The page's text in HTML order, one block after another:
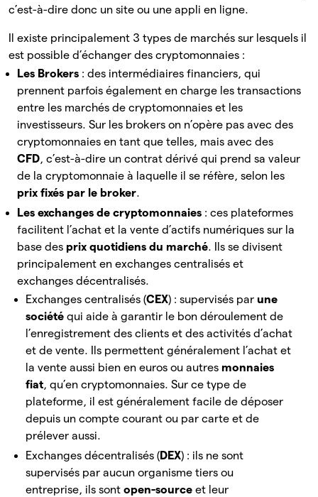
c’est-à-dire donc un site ou une appli en ligne.
Il existe principalement 3 types de marchés sur lesquels il
est possible d’échanger des cryptomonnaies :
Les Brokers : des intermédiaires financiers, qui
prennent parfois également en charge les transactions
entre les marchés de cryptomonnaies et les
investisseurs. Sur les brokers on n’opère pas avec des
cryptomonnaies en tant que telles, mais avec des
CFD, c’est-à-dire un contrat dérivé qui prend sa valeur
de la cryptomonnaie à laquelle il se réfère, selon les
prix fixés par le broker.
Les exchanges de cryptomonnaies : ces plateformes
facilitent l’achat et la vente d’actifs numériques sur la
base des prix quotidiens du marché. Ils se divisent
principalement en exchanges centralisés et
exchanges décentralisés.
Exchanges centralisés (CEX) : supervisés par une
société qui aide à garantir le bon déroulement de
l’enregistrement des clients et des activités d’achat
et de vente. Ils permettent généralement l’achat et
la vente aussi bien en euros ou autres monnaies
fiat, qu’en cryptomonnaies. Sur ce type de
plateforme, il est généralement facile de déposer
depuis un compte courant ou par carte et de
prélever aussi.
Exchanges décentralisés (DEX) : ils ne sont
supervisés par aucun organisme tiers ou
entreprise, ils sont open-source et leur